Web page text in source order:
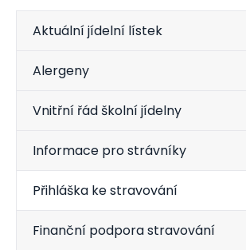
Aktuální jídelní lístek
Alergeny
Vnitřní řád školní jídelny
Informace pro strávníky
Přihláška ke stravování
Finanční podpora stravování